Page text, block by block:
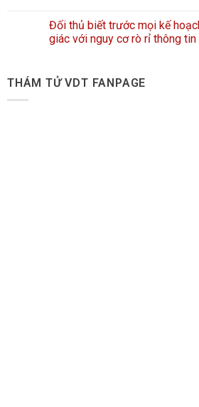
Đối thủ biết trước mọi kế
giác với nguy cơ rò rỉ thông tin
THÁM TỬ VDT FANPAGE